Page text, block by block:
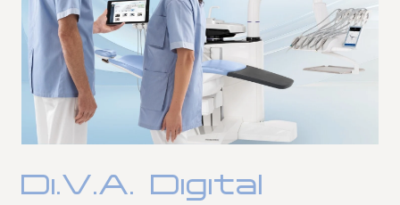
Di.V.A. Digital
Skema 8
Skema 6
Skema 5
chirurgico